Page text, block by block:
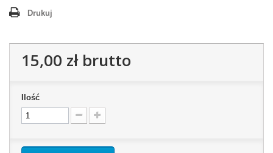
Drukuj
15,00 złbrutto
Ilość